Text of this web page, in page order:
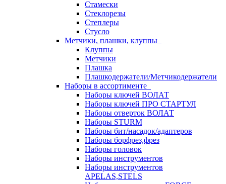
Стамески
Стеклорезы
Степлеры
Стусло
Метчики, плашки, клуппы
Клуппы
Метчики
Плашка
Плашкодержатели/Метчикодержатели
Наборы в ассортименте
Наборы ключей ВОЛАТ
Наборы ключей ПРО СТАРТУЛ
Наборы отверток ВОЛАТ
Наборы STURM
Наборы бит/насадок/адаптеров
Наборы борфрез,фрез
Наборы головок
Наборы инструментов
Наборы инструментов
APELAS,STELS